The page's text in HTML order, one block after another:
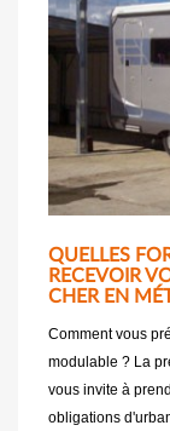
QUELLES
RECEVOIR
CHER EN
Comment vous
modulable ? La
vous invite à
obligations